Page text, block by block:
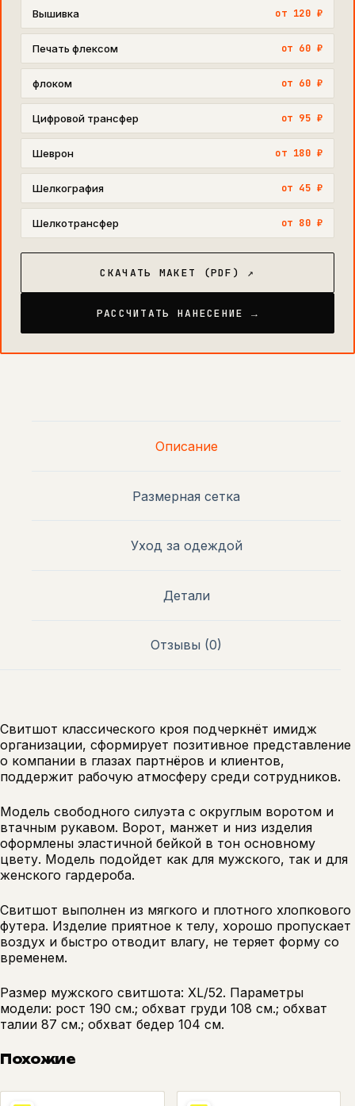
Вышивка от 120 ₽
Печать флексом от 60 ₽
флоком от 60 ₽
Цифровой трансфер от 95 ₽
Шеврон от 180 ₽
Шелкография от 45 ₽
Шелкотрансфер от 80 ₽
СКАЧАТЬ МАКЕТ (PDF) ↗
РАССЧИТАТЬ НАНЕСЕНИЕ →
Описание
Размерная сетка
Уход за одеждой
Детали
Отзывы (0)
Свитшот классического кроя подчеркнёт имидж
организации, сформирует позитивное представление
о компании в глазах партнёров и клиентов,
поддержит рабочую атмосферу среди сотрудников.
Модель свободного силуэта с округлым воротом и
втачным рукавом. Ворот, манжет и низ изделия
оформлены эластичной бейкой в тон основному
цвету. Модель подойдет как для мужского, так и для
женского гардероба.
Свитшот выполнен из мягкого и плотного хлопкового
футера. Изделие приятное к телу, хорошо пропускает
воздух и быстро отводит влагу, не теряет форму со
временем.
Размер мужского свитшота: XL/52. Параметры
модели: рост 190 см.; обхват груди 108 см.; обхват
талии 87 см.; обхват бедер 104 см.
Похожие